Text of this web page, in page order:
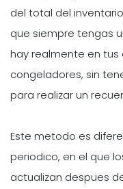
del total del
que siempre tengas
hay realmente en tus
congeladores, sin
para realizar un
Este metodo es
periodico, en el que
actualizan despues